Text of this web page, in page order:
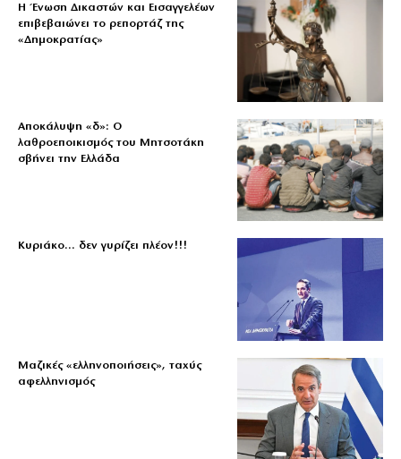
Η Ένωση Δικαστών και Εισαγγελέων
επιβεβαιώνει το ρεπορτάζ της
«Δημοκρατίας»
Αποκάλυψη «δ»: Ο
λαθροεποικισμός του Μητσοτάκη
σβήνει την Ελλάδα
Κυριάκο… δεν γυρίζει πλέον!!!
Μαζικές «ελληνοποιήσεις», ταχύς
αφελληνισμός